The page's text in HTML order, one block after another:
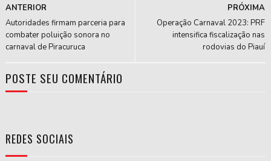
PRÓXIMA
Operação Carnaval 2023: PRF
intensifica fiscalização nas
rodovias do Piauí
ANTERIOR
Autoridades firmam parceria para
combater poluição sonora no
carnaval de Piracuruca
POSTE SEU COMENTÁRIO
REDES SOCIAIS